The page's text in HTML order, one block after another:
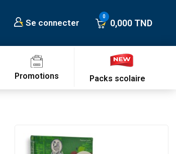
Se connecter 0,000 TND
Promotions Packs scolaire